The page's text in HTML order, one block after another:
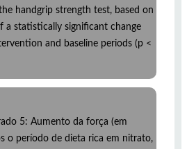
handgrip strength test, based on
a statistically significant change
and baseline periods (p <
5: Aumento da força (em
o período de dieta rica em nitrato,